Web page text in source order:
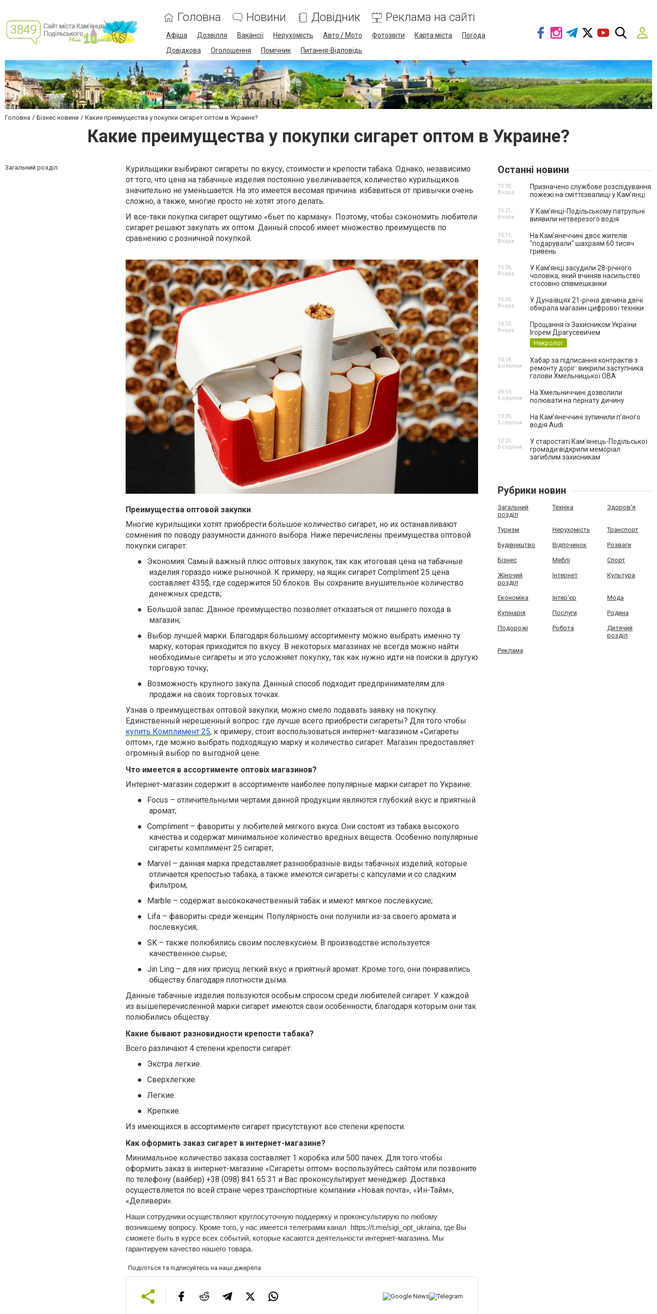
Головна Новини Довідник Реклама на сайті
Афіша Дозвілля Вакансії Нерухомість Авто / Мото Фотозвіти Карта міста
Погода
Довідкова
Оголошення Помічник Питання-Відповідь
Головна Бізнес новини Какие преимущества у покупки сигарет оптом в Украине?
Какие преимущества у покупки сигарет оптом в Украине?
Загальний розділ
Курильщики выбирают сигареты по вкусу, стоимости и крепости табака. Однако, независимо
от того, что цена на табачные изделия постоянно увеличивается, количество курильщиков
значительно не уменьшается. На это имеется весомая причина: избавиться от привычки очень
сложно, а также, многие просто не хотят этого делать.
И все-таки покупка сигарет ощутимо «бьет по карману». Поэтому, чтобы сэкономить любители
сигарет решают закупать их оптом. Данный способ имеет множество преимуществ по
сравнению с розничной покупкой.
Преимущества оптовой закупки
Многие курильщики хотят приобрести большое количество сигарет, но их останавливают
сомнения по поводу разумности данного выбора. Ниже перечислены преимущества оптовой
покупки сигарет:
●
Экономия. Самый важный плюс оптовых закупок, так как итоговая цена на табачные
изделия гораздо ниже рыночной. К примеру, на ящик сигарет Compliment 25 цена
составляет 435$, где содержится 50 блоков. Вы сохраните внушительное количество
денежных средств;
●
Большой запас. Данное преимущество позволяет отказаться от лишнего похода в
магазин;
●
Выбор лучшей марки. Благодаря большому ассортименту можно выбрать именно ту
марку, которая приходится по вкусу. В некоторых магазинах не всегда можно найти
необходимые сигареты и это усложняет покупку, так как нужно идти на поиски в другую
торговую точку;
●
Возможность крупного закупа. Данный способ подходит предпринимателям для
продажи на своих торговых точках.
Узнав о преимуществах оптовой закупки, можно смело подавать заявку на покупку.
Единственный нерешенный вопрос: где лучше всего приобрести сигареты? Для того чтобы
купить Комплимент 25, к примеру, стоит воспользоваться интернет-магазином «Сигареты
оптом», где можно выбрать подходящую марку и количество сигарет. Магазин предоставляет
огромный выбор по выгодной цене.
Что имеется в ассортименте оптовіх магазинов?
Интернет-магазин содержит в ассортименте наиболее популярные марки сигарет по Украине:
●
Focus – отличительными чертами данной продукции являются глубокий вкус и приятный
аромат;
●
Compliment – фавориты у любителей мягкого вкуса. Они состоят из табака высокого
качества и содержат минимальное количество вредных веществ. Особенно популярные
сигареты комплимент 25 сигарет;
●
Marvel – данная марка представляет разнообразные виды табачных изделий, которые
отличается крепостью табака, а также имеются сигареты с капсулами и со сладким
фильтром;
●
Marble – содержат высококачественный табак и имеют мягкое послевкусие;
●
Lifa – фавориты среди женщин. Популярность они получили из-за своего аромата и
послевкусия;
●
SK – также полюбились своим послевкусием. В производстве используется
качественное сырье;
●
Jin Ling – для них присущ легкий вкус и приятный аромат. Кроме того, они понравились
обществу благодаря плотности дыма.
Данные табачные изделия пользуются особым спросом среди любителей сигарет. У каждой
из вышеперечисленной марки сигарет имеются свои особенности, благодаря которым они так
полюбились обществу.
Какие бывают разновидности крепости табака?
Всего различают 4 степени крепости сигарет:
●
Экстра легкие.
●
Сверхлегкие.
●
Легкие.
●
Крепкие.
Из имеющихся в ассортименте сигарет присутствуют все степени крепости.
Как оформить заказ сигарет в интернет-магазине?
Минимальное количество заказа составляет 1 коробка или 500 пачек. Для того чтобы
оформить заказ в интернет-магазине «Сигареты оптом» воспользуйтесь сайтом или позвоните
по телефону (вайбер) +38 (098) 841 65 31 и Вас проконсультирует менеджер. Доставка
осуществляется по всей стране через транспортные компании «Новая почта», «Ин-Тайм»,
«Деливери».
Наши сотрудники осуществляют круглосуточную поддержку и проконсультирую по любому
возникшему вопросу. Кроме того, у нас имеется телеграмм канал https://t.me/sigi_opt_ukraina, где Вы
сможете быть в курсе всех событий, которые касаются деятельности интернет-магазина. Мы
гарантируем качество нашего товара.
Поділіться та підписуйтесь на наші джерела
Останні новини
Призначено службове розслідування
пожежі на сміттєзвалищі у Кам’янці
15:30,
Вчора
У Кам’янці-Подільському патрульні
виявили нетверезого водія
15:21,
Вчора
На Камʼянеччині двоє жителів
"подарували" шахраям 60 тисяч
гривень
15:11,
Вчора
У Камʼянці засудили 28-річного
чоловіка, який вчиняв насильство
стосовно співмешканки
15:06,
Вчора
У Дунаївцях 21-річна дівчина двічі
обікрала магазин цифрової техніки
15:00,
Вчора
Прощання із Захисником України
Ігорем Драгусевичем
Некролог
14:53,
Вчора
Хабар за підписання контрактів з
ремонту доріг: викрили заступника
голови Хмельницької ОВА
10:18,
6 серпня
На Хмельниччині дозволили
полювати на пернату дичину
09:59,
6 серпня
На Камʼянеччині зупинили п'яного
водія Audi
13:20,
5 серпня
У старостаті Кам’янець-Подільської
громади відкрили меморіал
загиблим захисникам
12:20,
5 серпня
Рубрики новин
Загальний
розділ
Техніка Здоров'я
Туризм Нерухомість Транспорт
Будівництво Відпочинок Розваги
Бізнес Меблі Спорт
Жіночий
розділ
Інтернет Культура
Економіка Інтер'єр Мода
Кулінарія Послуги Родина
Подорожі Робота
Дитячий
розділ
Реклама